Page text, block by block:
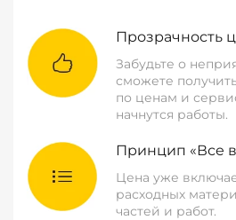
Прозрачность
Забудьте о
сможете
по ценам и
начнутся работы.
Принцип «Все
Цена уже
расходных
частей и работ.